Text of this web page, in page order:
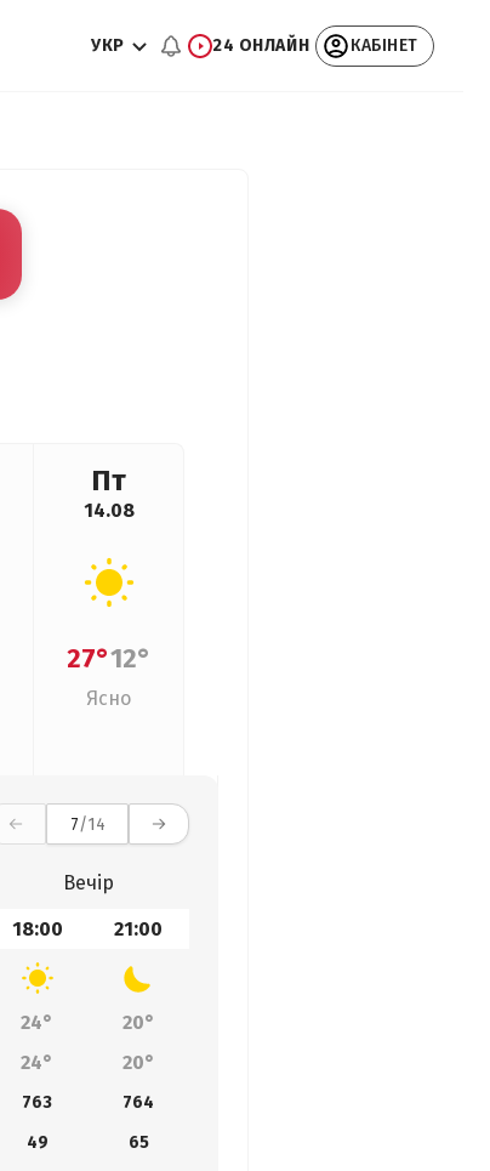
УКР 24 ОНЛАЙН КАБІНЕТ
Пт
14.08
27°12°
Ясно
7/14
Вечір
18:00 21:00
24°
20°
24° 20°
763
764
49
65